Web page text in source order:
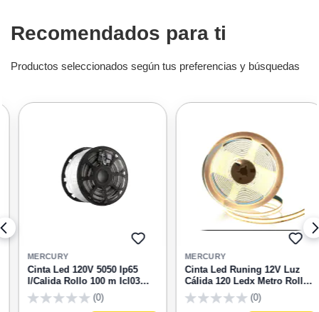
Recomendados para ti
Productos seleccionados según tus preferencias y búsquedas
AGREGAR
FAVORITOS
MERCURY
Cinta Led 120V 5050 Ip65
l/Calida Rollo 100 m Icl03
Mercury
(0)
MERCURY
Cinta Led Runing 12V Luz
Cálida 120 Ledx Metro Rollo
X 10 m Mercury ICL183
(0)